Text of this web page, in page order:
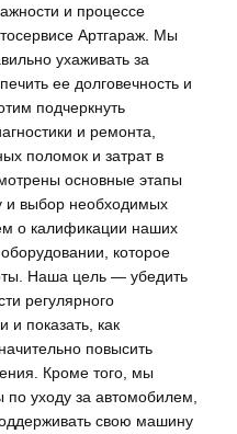
и процессе
Артгараж. Мы
ухаживать за
ее долговечность и
подчеркнуть
и ремонта,
поломок и затрат в
основные этапы
и выбор необходимых
о калификации наших
которое
Наша цель — убедить
регулярного
и показать, как
повысить
Кроме того, мы
уходу за автомобилем,
свою машину